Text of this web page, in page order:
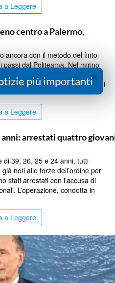
a Leggere
centro a Palermo,
ancora con il metodo del finto
dal Politeama. Nel mirino
un’associazione di categoria,
per un presunto incidente di
a Leggere
arrestati quattro
di 39, 26, 25 e 24 anni, tutti
noti alle forze dell’ordine per
stati arrestati con l’accusa di
L’operazione, condotta in
a Leggere
×
più importanti